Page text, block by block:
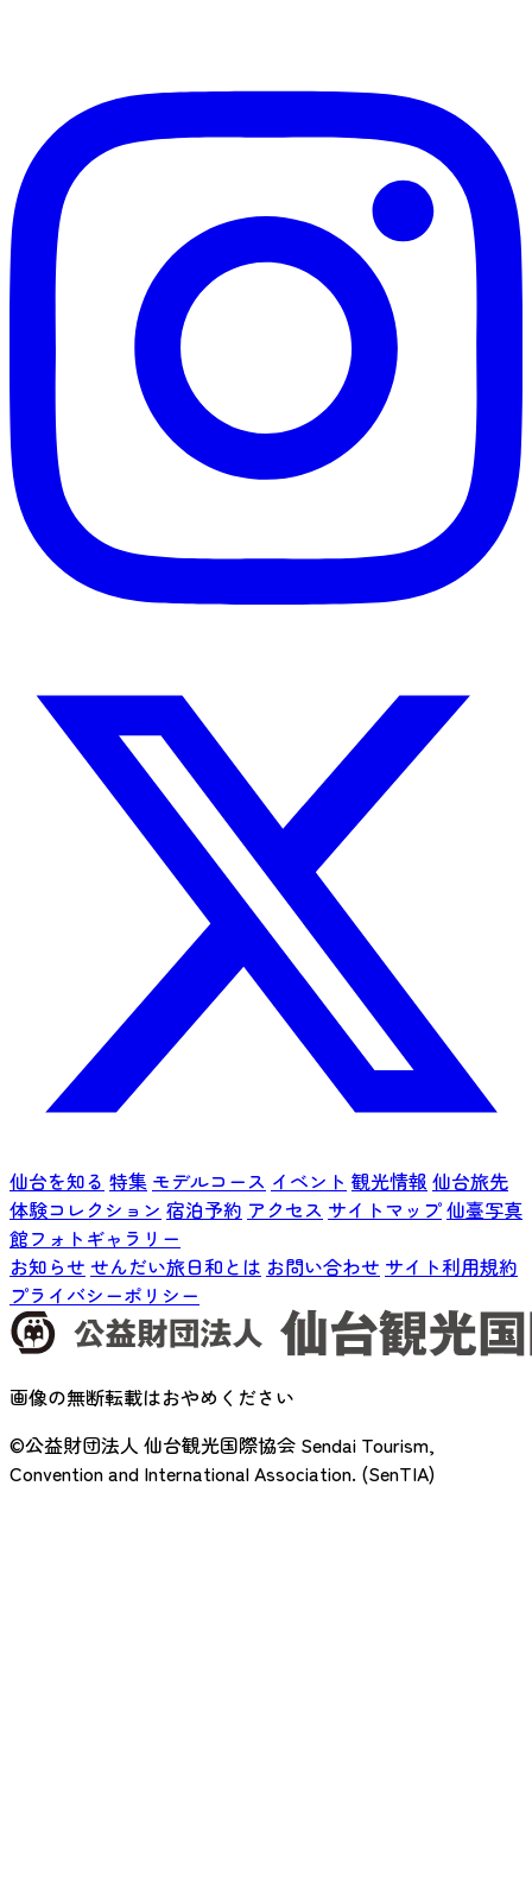
仙台を知る 特集 モデルコース イベント 観光情報 仙台旅先
体験コレクション 宿泊予約 アクセス サイトマップ仙臺写真
館フォトギャラリー
お知らせ せんだい旅日和とは お問い合わせ サイト利用規約
プライバシーポリシー
画像の無断転載はおやめください
©公益財団法人 仙台観光国際協会 Sendai Tourism,
Convention and International Association. (SenTIA)